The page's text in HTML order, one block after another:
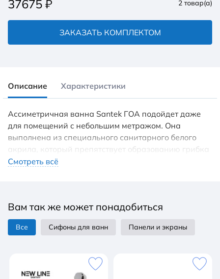
ЗАКАЗАТЬ КОМПЛЕКТОМ
2 товар(а)
37675 ₽
Описание Характеристики
Ассиметричная ванна Santek ГОА подойдет даже
для помещений с небольшим метражом. Она
выполнена из специального санитарного белого
акрила, который препятствует образованию грибка
и бактерий на поверхности.
Смотреть всё
Вам так же может понадобиться
Все Сифоны для ванн Панели и экраны